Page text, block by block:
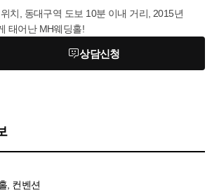
치, 동대구역 도보 10분 이내 거리, 2015년
태어난 MH웨딩홀!
상담신청
, 컨벤션